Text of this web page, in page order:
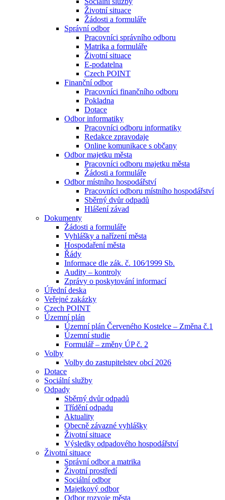
Životní situace
Žádosti a formuláře
Správní odbor
Pracovníci správního odboru
Matrika a formuláře
Životní situace
E-podatelna
Czech POINT
Finanční odbor
Pracovníci finančního odboru
Pokladna
Dotace
Odbor informatiky
Pracovníci odboru informatiky
Redakce zpravodaje
Online komunikace s občany
Odbor majetku města
Pracovníci odboru majetku města
Žádosti a formuláře
Odbor místního hospodářství
Pracovníci odboru místního hospodářství
Sběrný dvůr odpadů
Hlášení závad
Dokumenty
Žádosti a formuláře
Vyhlášky a nařízení města
Hospodaření města
Řády
Informace dle zák. č. 106⁄1999 Sb.
Audity – kontroly
Zprávy o poskytování informací
Úřední deska
Veřejné zakázky
Czech POINT
Územní plán
Územní plán Červeného Kostelce – Změna č.1
Územní studie
Formulář – změny ÚP č. 2
Volby
Volby do zastupitelstev obcí 2026
Dotace
Sociální služby
Odpady
Sběrný dvůr odpadů
Třídění odpadu
Aktuality
Obecně závazné vyhlášky
Životní situace
Výsledky odpadového hospodářství
Životní situace
Správní odbor a matrika
Životní prostředí
Sociální odbor
Majetkový odbor
Odbor rozvoje města